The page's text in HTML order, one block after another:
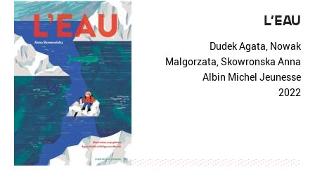
L'EAU
Dudek Agata, Nowak
Malgorzata, Skowronska Anna
Albin Michel Jeunesse
2022